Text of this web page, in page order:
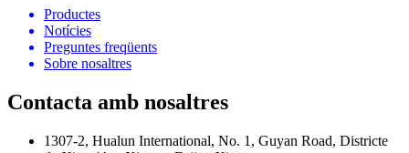
Productes
Notícies
Preguntes freqüents
Sobre nosaltres
Contacta amb nosaltres
1307-2, Hualun International, No. 1, Guyan Road, Districte